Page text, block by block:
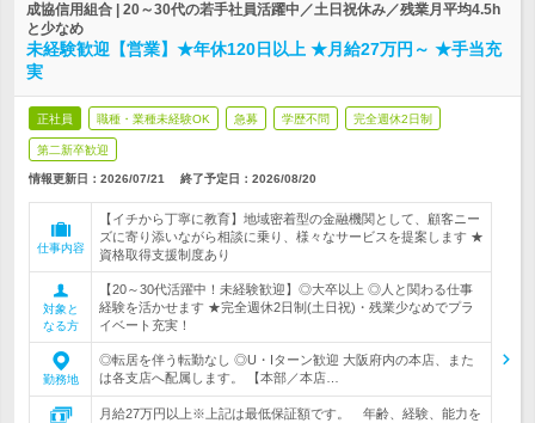
成協信用組合 | 20～30代の若手社員活躍中／土日祝休み／残業月平均4.5h
と少なめ
未経験歓迎【営業】★年休120日以上 ★月給27万円～ ★手当充
実
正社員 職種・業種未経験OK 急募 学歴不問 完全週休2日制
第二新卒歓迎
情報更新日：2026/07/21 終了予定日： 2026/08/20
仕事内容
【イチから丁寧に教育】地域密着型の金融機関として、顧客ニー
ズに寄り添いながら相談に乗り、様々なサービスを提案します ★
資格取得支援制度あり
対象と
なる方
【20～30代活躍中！未経験歓迎】◎大卒以上 ◎人と関わる仕事
経験を活かせます ★完全週休2日制(土日祝)・残業少なめでプラ
イベート充実！
勤務地
◎転居を伴う転勤なし ◎U・Iターン歓迎 大阪府内の本店、また
は各支店へ配属します。 【本部／本店…
月給27万円以上※上記は最低保証額です。 年齢、経験、能力を